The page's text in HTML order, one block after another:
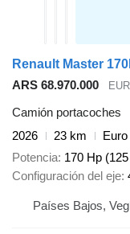
ARS 68.970.000
Camión portacoches
2026
23 km
Euro
Potencia 170 Hp
Configuración del eje
Países Bajos,